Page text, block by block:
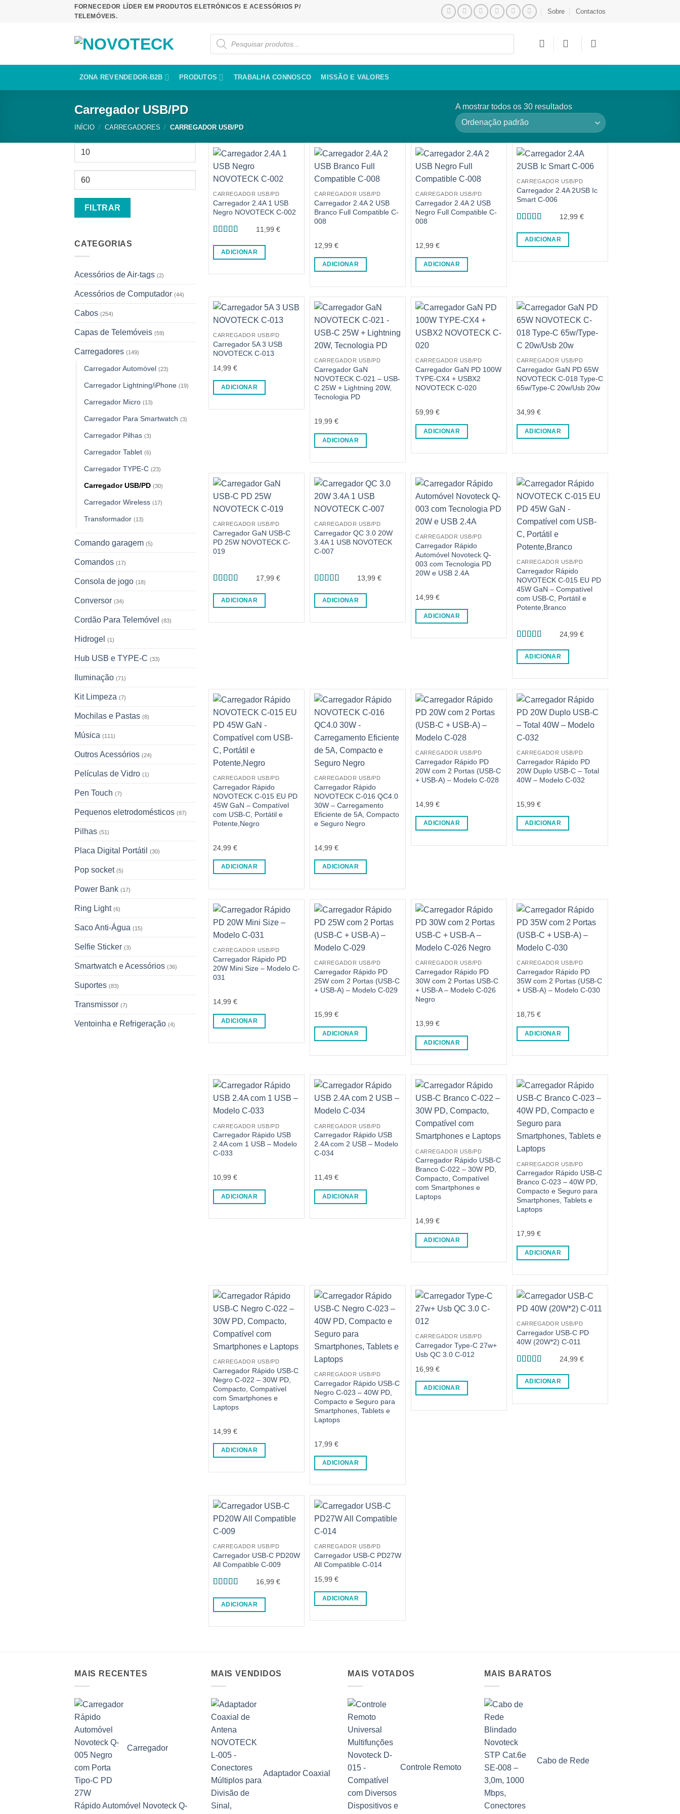
FORNECEDOR LÍDER EM PRODUTOS ELETRÓNICOS E ACESSÓRIOS P/
TELEMÓVEIS.
Sobre Contactos
Products
search
ZONA REVENDEDOR-B2B PRODUTOS TRABALHA CONNOSCO MISSÃO E VALORES
Carregador USB/PD
INÍCIO / CARREGADORES / CARREGADOR USB/PD
A mostrar todos os 30 resultados
Preço
Preço
FILTRAR
CATEGORIAS
Acessórios de Air-tags (2)
Acessórios de Computador (44)
Cabos (254)
Capas de Telemóveis (59)
Carregadores (149)
Carregador Automóvel (23)
Carregador Lightning/iPhone (19)
Carregador Micro (13)
Carregador Para Smartwatch (3)
Carregador Pilhas (3)
Carregador Tablet (6)
Carregador TYPE-C (23)
Carregador USB/PD (30)
Carregador Wireless (17)
Transformador (13)
Comando garagem (5)
Comandos (17)
Consola de jogo (18)
Conversor (34)
Cordão Para Telemóvel (83)
Hidrogel (1)
Hub USB e TYPE-C (33)
Iluminação (71)
Kit Limpeza (7)
Mochilas e Pastas (8)
Música (111)
Outros Acessórios (24)
Películas de Vidro (1)
Pen Touch (7)
Pequenos eletrodomésticos (87)
Pilhas (51)
Placa Digital Portátil (30)
Pop socket (5)
Power Bank (17)
Ring Light (6)
Saco Anti-Água (15)
Selfie Sticker (3)
Smartwatch e Acessórios (36)
Suportes (83)
Transmissor (7)
Ventoinha e Refrigeração (4)
CARREGADOR USB/PD
Carregador 2.4A 1 USB
Negro NOVOTECK C-002
4.75de 5
11,99 €
ADICIONAR
CARREGADOR USB/PD
Carregador 2.4A 2 USB
Branco Full Compatible C-
008
12,99 €
ADICIONAR
CARREGADOR USB/PD
Carregador 2.4A 2 USB
Negro Full Compatible C-
008
12,99 €
ADICIONAR
CARREGADOR USB/PD
Carregador 2.4A 2USB Ic
Smart C-006
de 5
12,99 €
ADICIONAR
CARREGADOR USB/PD
Carregador 5A 3 USB
NOVOTECK C-013
14,99 €
ADICIONAR
CARREGADOR USB/PD
Carregador GaN
NOVOTECK C-021 – USB-
C 25W + Lightning 20W,
Tecnologia PD
19,99 €
ADICIONAR
CARREGADOR USB/PD
Carregador GaN PD 100W
TYPE-CX4 + USBX2
NOVOTECK C-020
59,99 €
ADICIONAR
CARREGADOR USB/PD
Carregador GaN PD 65W
NOVOTECK C-018 Type-C
65w/Type-C 20w/Usb 20w
34,99 €
ADICIONAR
CARREGADOR USB/PD
Carregador GaN USB-C
PD 25W NOVOTECK C-
019
de 5
17,99 €
ADICIONAR
CARREGADOR USB/PD
Carregador QC 3.0 20W
3.4A 1 USB NOVOTECK
C-007
de 5
13,99 €
ADICIONAR
CARREGADOR USB/PD
Carregador Rápido
Automóvel Novoteck Q-
003 com Tecnologia PD
20W e USB 2.4A
14,99 €
ADICIONAR
CARREGADOR USB/PD
Carregador Rápido
NOVOTECK C-015 EU PD
45W GaN – Compatível
com USB-C, Portátil e
Potente,Branco
de 5
24,99 €
ADICIONAR
CARREGADOR USB/PD
Carregador Rápido
NOVOTECK C-015 EU PD
45W GaN – Compatível
com USB-C, Portátil e
Potente,Negro
24,99 €
ADICIONAR
CARREGADOR USB/PD
Carregador Rápido
NOVOTECK C-016 QC4.0
30W – Carregamento
Eficiente de 5A, Compacto
e Seguro Negro
14,99 €
ADICIONAR
CARREGADOR USB/PD
Carregador Rápido PD
20W com 2 Portas (USB-C
+ USB-A) – Modelo C-028
14,99 €
ADICIONAR
CARREGADOR USB/PD
Carregador Rápido PD
20W Duplo USB-C – Total
40W – Modelo C-032
15,99 €
ADICIONAR
CARREGADOR USB/PD
Carregador Rápido PD
20W Mini Size – Modelo C-
031
14,99 €
ADICIONAR
CARREGADOR USB/PD
Carregador Rápido PD
25W com 2 Portas (USB-C
+ USB-A) – Modelo C-029
15,99 €
ADICIONAR
CARREGADOR USB/PD
Carregador Rápido PD
30W com 2 Portas USB-C
+ USB-A – Modelo C-026
Negro
13,99 €
ADICIONAR
CARREGADOR USB/PD
Carregador Rápido PD
35W com 2 Portas (USB-C
+ USB-A) – Modelo C-030
18,75 €
ADICIONAR
CARREGADOR USB/PD
Carregador Rápido USB
2.4A com 1 USB – Modelo
C-033
10,99 €
ADICIONAR
CARREGADOR USB/PD
Carregador Rápido USB
2.4A com 2 USB – Modelo
C-034
11,49 €
ADICIONAR
CARREGADOR USB/PD
Carregador Rápido USB-C
Branco C-022 – 30W PD,
Compacto, Compatível
com Smartphones e
Laptops
14,99 €
ADICIONAR
CARREGADOR USB/PD
Carregador Rápido USB-C
Branco C-023 – 40W PD,
Compacto e Seguro para
Smartphones, Tablets e
Laptops
17,99 €
ADICIONAR
CARREGADOR USB/PD
Carregador Rápido USB-C
Negro C-022 – 30W PD,
Compacto, Compatível
com Smartphones e
Laptops
14,99 €
ADICIONAR
CARREGADOR USB/PD
Carregador Rápido USB-C
Negro C-023 – 40W PD,
Compacto e Seguro para
Smartphones, Tablets e
Laptops
17,99 €
ADICIONAR
CARREGADOR USB/PD
Carregador Type-C 27w+
Usb QC 3.0 C-012
16,99 €
ADICIONAR
CARREGADOR USB/PD
Carregador USB-C PD
40W (20W*2) C-011
de 5
24,99 €
ADICIONAR
CARREGADOR USB/PD
Carregador USB-C PD20W
All Compatible C-009
4.5de 5
16,99 €
ADICIONAR
CARREGADOR USB/PD
Carregador USB-C PD27W
All Compatible C-014
15,99 €
ADICIONAR
MAIS RECENTES
Carregador
Rápido Automóvel Novoteck Q-
MAIS VENDIDOS
Adaptador Coaxial
MAIS VOTADOS
Controle Remoto
MAIS BARATOS
Cabo de Rede